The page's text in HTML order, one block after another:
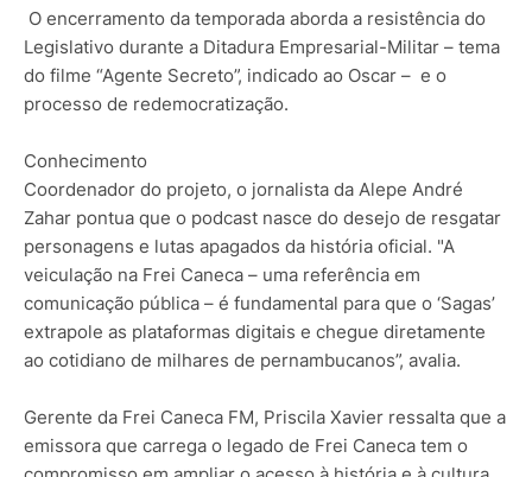
O encerramento da temporada aborda a resistência do
Legislativo durante a Ditadura Empresarial-Militar – tema
do filme “Agente Secreto”, indicado ao Oscar – e o
processo de redemocratização.
Conhecimento
Coordenador do projeto, o jornalista da Alepe André
Zahar pontua que o podcast nasce do desejo de resgatar
personagens e lutas apagados da história oficial. "A
veiculação na Frei Caneca – uma referência em
comunicação pública – é fundamental para que o ‘Sagas’
extrapole as plataformas digitais e chegue diretamente
ao cotidiano de milhares de pernambucanos”, avalia.
Gerente da Frei Caneca FM, Priscila Xavier ressalta que a
emissora que carrega o legado de Frei Caneca tem o